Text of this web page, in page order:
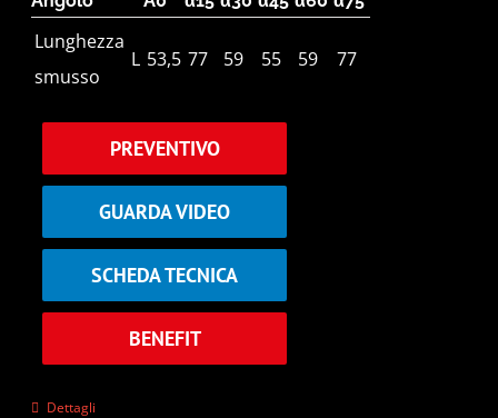
Lunghezza
smusso
L 53,5 77 59 55 59 77
PREVENTIVO
GUARDA VIDEO
SCHEDA TECNICA
BENEFIT
Dettagli